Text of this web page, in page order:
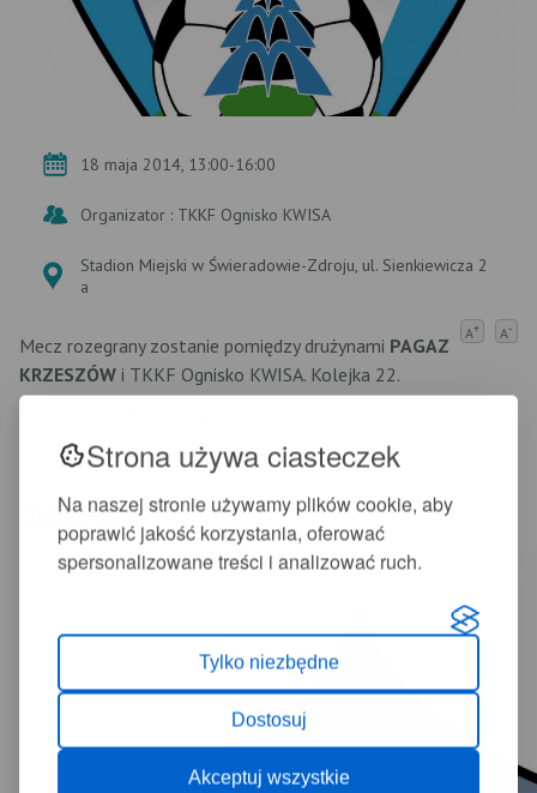
Strona używa ciasteczek
Na naszej stronie używamy plików cookie, aby
poprawić jakość korzystania, oferować
spersonalizowane treści i analizować ruch.
Tylko niezbędne
Dostosuj
Akceptuj wszystkie
18 maja 2014, 13:00-16:00
Organizator : TKKF Ognisko KWISA
Stadion Miejski w Świeradowie-Zdroju, ul. Sienkiewicza 2
a
A+ A-
Mecz rozegrany zostanie pomiędzy drużynami PAGAZ
KRZESZÓW i TKKF Ognisko KWISA. Kolejka 22.
Multimedia